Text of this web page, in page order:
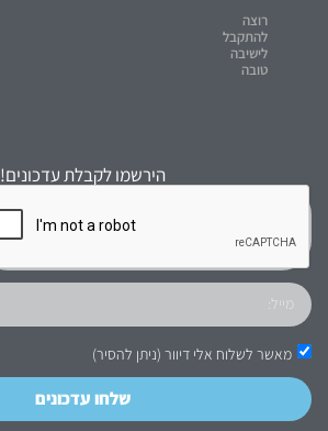
רוצה
להתקבל
לישיבה
טובה
הירשמו לקבלת עדכונים!
מאשר לשלוח אלי דיוור (ניתן להסיר)
שלחו עדכונים